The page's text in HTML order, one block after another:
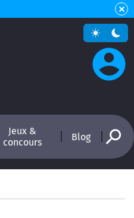
Jeux &
concours
Blog